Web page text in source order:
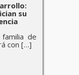
su
de
con […]